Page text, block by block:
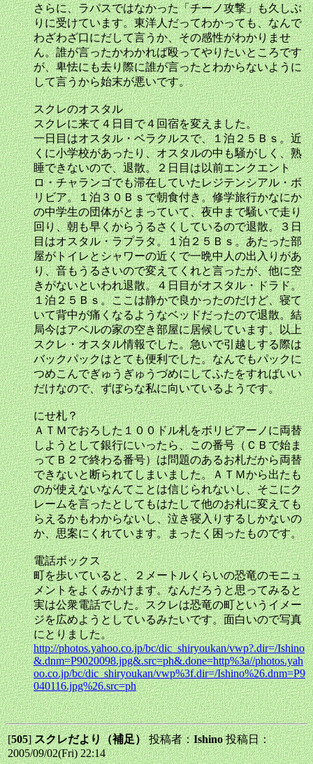
さらに、ラパスではなかった「チーノ攻撃」も久しぶ
りに受けています。東洋人だってわかっても、なんで
わざわざ口にだして言うか、その感性がわかりませ
ん。誰が言ったかわかれば殴ってやりたいところです
が、卑怯にも去り際に誰が言ったとわからないように
して言うから始末が悪いです。
スクレのオスタル
スクレに来て４日目で４回宿を変えました。
一日目はオスタル・ベラクルスで、１泊２５Ｂｓ。近
くに小学校があったり、オスタルの中も騒がしく、熟
睡できないので、退散。２日目は以前エンクエント
ロ・チャランゴでも滞在していたレジテンシアル・ボ
リビア。１泊３０Ｂｓで朝食付き。修学旅行かなにか
の中学生の団体がとまっていて、夜中まで騒いで走り
回り、朝も早くからうるさくしているので退散。３日
目はオスタル・ラプラタ。１泊２５Ｂｓ。あたった部
屋がトイレとシャワーの近くで一晩中人の出入りがあ
り、音もうるさいので変えてくれと言ったが、他に空
きがないといわれ退散。４日目がオスタル・ドラド。
１泊２５Ｂｓ。ここは静かで良かったのだけど、寝て
いて背中が痛くなるようなベッドだったので退散。結
局今はアベルの家の空き部屋に居候しています。以上
スクレ・オスタル情報でした。急いで引越しする際は
バックパックはとても便利でした。なんでもパックに
つめこんでぎゅうぎゅうづめにしてふたをすればいい
だけなので、ずぼらな私に向いているようです。
にせ札？
ＡＴＭでおろした１００ドル札をボリビアーノに両替
しようとして銀行にいったら、この番号（ＣＢで始ま
ってＢ２で終わる番号）は問題のあるお札だから両替
できないと断られてしまいました。ＡＴＭから出たも
のが使えないなんてことは信じられないし、そこにク
レームを言ったとしてもはたして他のお札に変えても
らえるかもわからないし、泣き寝入りするしかないの
か、思案にくれています。まったく困ったものです。
電話ボックス
町を歩いていると、２メートルくらいの恐竜のモニュ
メントをよくみかけます。なんだろうと思ってみると
実は公衆電話でした。スクレは恐竜の町というイメー
ジを広めようとしているみたいです。面白いので写真
にとりました。
http://photos.yahoo.co.jp/bc/dic_shiryoukan/vwp?.dir=/Ishino
&.dnm=P9020098.jpg&.src=ph&.done=http%3a//photos.yah
oo.co.jp/bc/dic_shiryoukan/vwp%3f.dir=/Ishino%26.dnm=P9
040116.jpg%26.src=ph
[505]スクレだより（補足）投稿者：Ishino投稿日：
2005/09/02(Fri) 22:14